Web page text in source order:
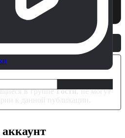
ознакомиться с
по этой ссылке..
в группеГости, не могут
к данной публикации.